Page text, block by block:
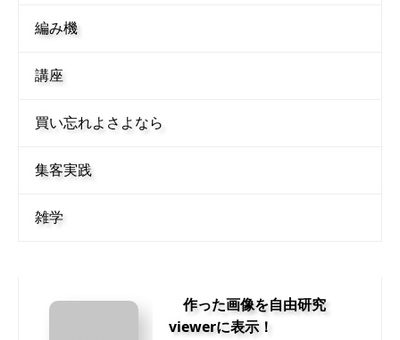
編み機
講座
買い忘れよさよなら
集客実践
雑学
作った画像を自由研究
viewerに表示！